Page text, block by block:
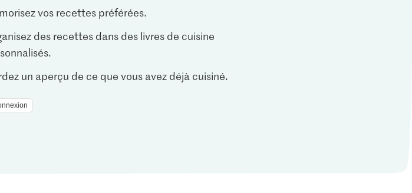
vos recettes préférées.
des recettes dans des livres de cuisine
un aperçu de ce que vous avez déjà cuisiné.